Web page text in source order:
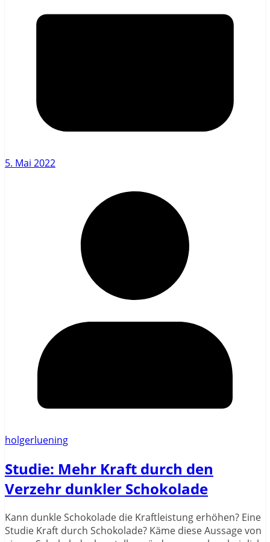
5. Mai 2022
holgerluening
Studie: Mehr Kraft durch den
Verzehr dunkler Schokolade
Kann dunkle Schokolade die Kraftleistung erhöhen? Eine
Studie Kraft durch Schokolade? Käme diese Aussage von